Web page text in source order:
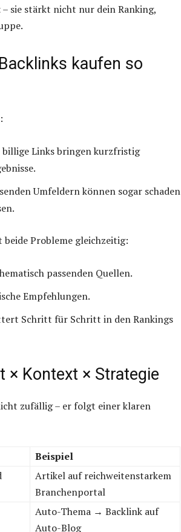
– sie stärkt nicht nur dein Ranking,
kaufen so
Links bringen kurzfristig
Umfeldern können sogar schaden
beide Probleme gleichzeitig:
passenden Quellen.
Empfehlungen.
Schritt für Schritt in den Rankings
× Kontext × Strategie
zufällig – er folgt einer klaren
Beispiel
Artikel auf reichweitenstarkem
Branchenportal
Auto-Thema → Backlink auf
Auto-Blog